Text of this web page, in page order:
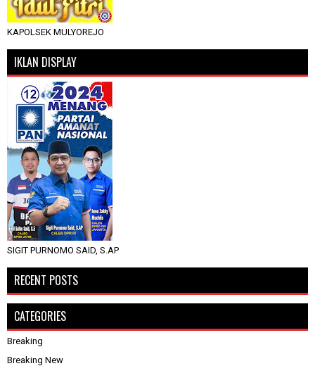
KAPOLSEK MULYOREJO
IKLAN DISPLAY
SIGIT PURNOMO SAID, S.AP
RECENT POSTS
CATEGORIES
Breaking
Breaking New